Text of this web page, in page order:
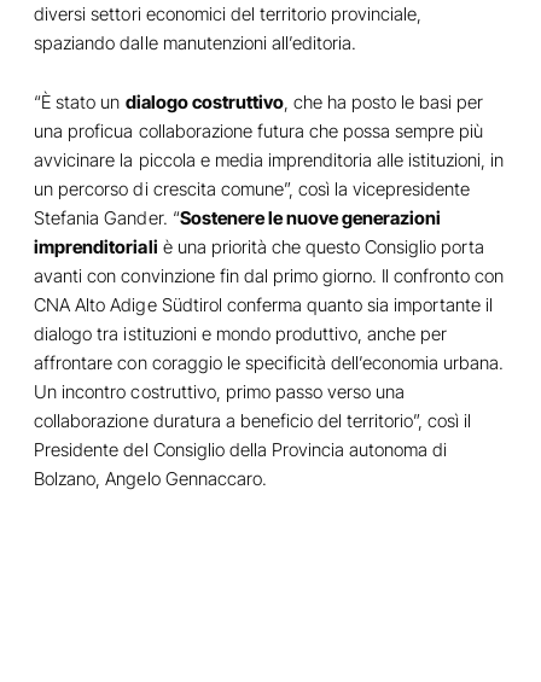
diversi settori economici del territorio provinciale,
spaziando dalle manutenzioni all’editoria.
“È stato un dialogo costruttivo, che ha posto le basi per
una proficua collaborazione futura che possa sempre più
avvicinare la piccola e media imprenditoria alle istituzioni, in
un percorso di crescita comune”, così la vicepresidente
Stefania Gander. “Sostenere le nuove generazioni
imprenditoriali è una priorità che questo Consiglio porta
avanti con convinzione fin dal primo giorno. Il confronto con
CNA Alto Adige Südtirol conferma quanto sia importante il
dialogo tra istituzioni e mondo produttivo, anche per
affrontare con coraggio le specificità dell’economia urbana.
Un incontro costruttivo, primo passo verso una
collaborazione duratura a beneficio del territorio”, così il
Presidente del Consiglio della Provincia autonoma di
Bolzano, Angelo Gennaccaro.